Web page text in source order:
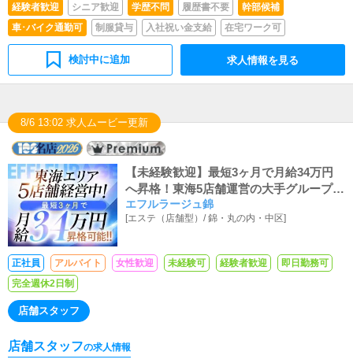
経験者歓迎 シニア歓迎 学歴不問 履歴書不要
幹部候補
車･バイク通勤可
制服貸与 入社祝い金支給 在宅ワーク可
検討中に追加 求人情報を見る
8/6 13:02 求人ムービー更新
【未経験歓迎】最短3ヶ月で月給34万円
へ昇格！東海5店舗運営の大手グループだ
から安定して長く働ける
エフルラージュ錦
[エステ（店舗型）/錦・丸の内・中区]
正社員 アルバイト 女性歓迎 未経験可 経験者歓迎
即日勤務可
完全週休2日制
店舗スタッフ
店舗スタッフの求人情報